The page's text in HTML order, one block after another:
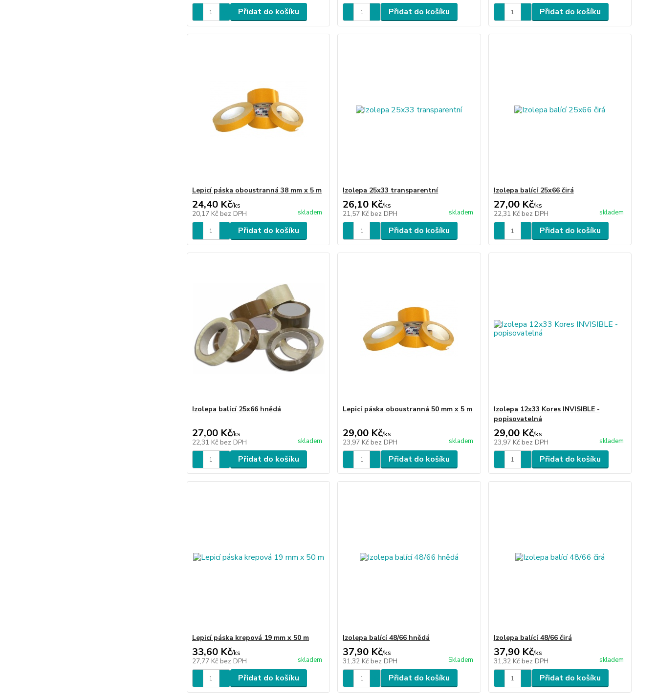
Přidat do košíku Přidat do košíku Přidat do košíku
Lepicí páska oboustranná 38 mm x 5 m
24,40 Kč/ks
20,17 Kč bez DPH skladem
Přidat do košíku
Izolepa 25x33 transparentní
26,10 Kč/ks
21,57 Kč bez DPH skladem
Přidat do košíku
Izolepa balící 25x66 čirá
27,00 Kč/ks
22,31 Kč bez DPH skladem
Přidat do košíku
Izolepa balící 25x66 hnědá
27,00 Kč/ks
22,31 Kč bez DPH skladem
Přidat do košíku
Lepicí páska oboustranná 50 mm x 5 m
29,00 Kč/ks
23,97 Kč bez DPH skladem
Přidat do košíku
Izolepa 12x33 Kores INVISIBLE -
popisovatelná
29,00 Kč/ks
23,97 Kč bez DPH skladem
Přidat do košíku
Lepicí páska krepová 19 mm x 50 m
33,60 Kč/ks
27,77 Kč bez DPH skladem
Přidat do košíku
Izolepa balící 48/66 hnědá
37,90 Kč/ks
31,32 Kč bez DPH Skladem
Přidat do košíku
Izolepa balící 48/66 čirá
37,90 Kč/ks
31,32 Kč bez DPH skladem
Přidat do košíku